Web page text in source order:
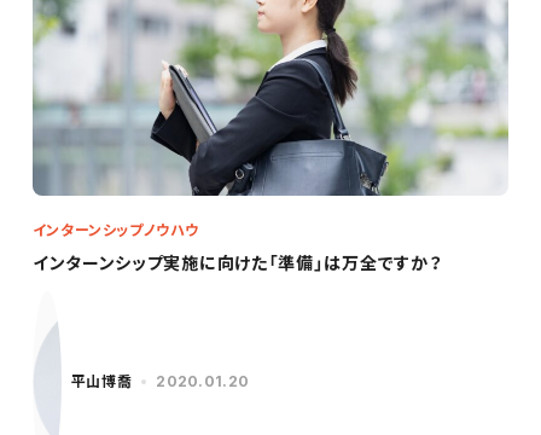
インターンシップ実施に向けた「準備」は万全ですか？
インターンシップノウハウ
平山博喬 2020.01.20